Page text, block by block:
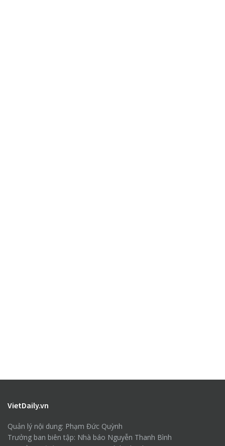
VietDaily.vn
Quản lý nội dung: Phạm Đức Quỳnh
Trưởng ban biên tập: Nhà báo Nguyễn Thanh Bình